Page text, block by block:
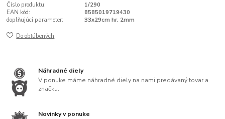
Číslo produktu:
1/290
EAN kód:
8585019719430
doplňujúci parameter:
33x29cm hr. 2mm
Do obľúbených
Náhradné diely
V ponuke máme náhradné diely na nami predávaný tovar a
značku.
Novinky v ponuke